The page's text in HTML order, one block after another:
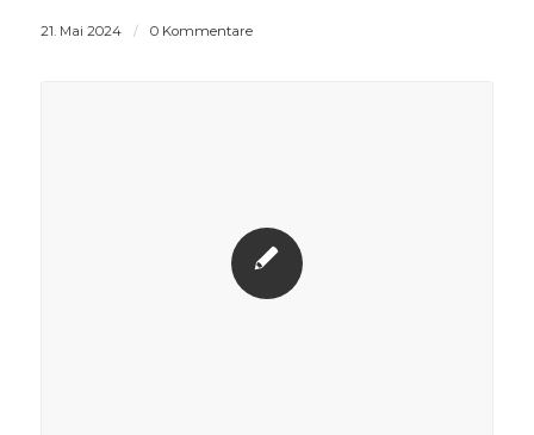
21. Mai 2024 / 0 Kommentare